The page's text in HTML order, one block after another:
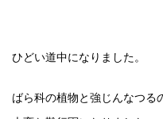
ひどい道中になりました。
ばら科の植物と強じんなつる